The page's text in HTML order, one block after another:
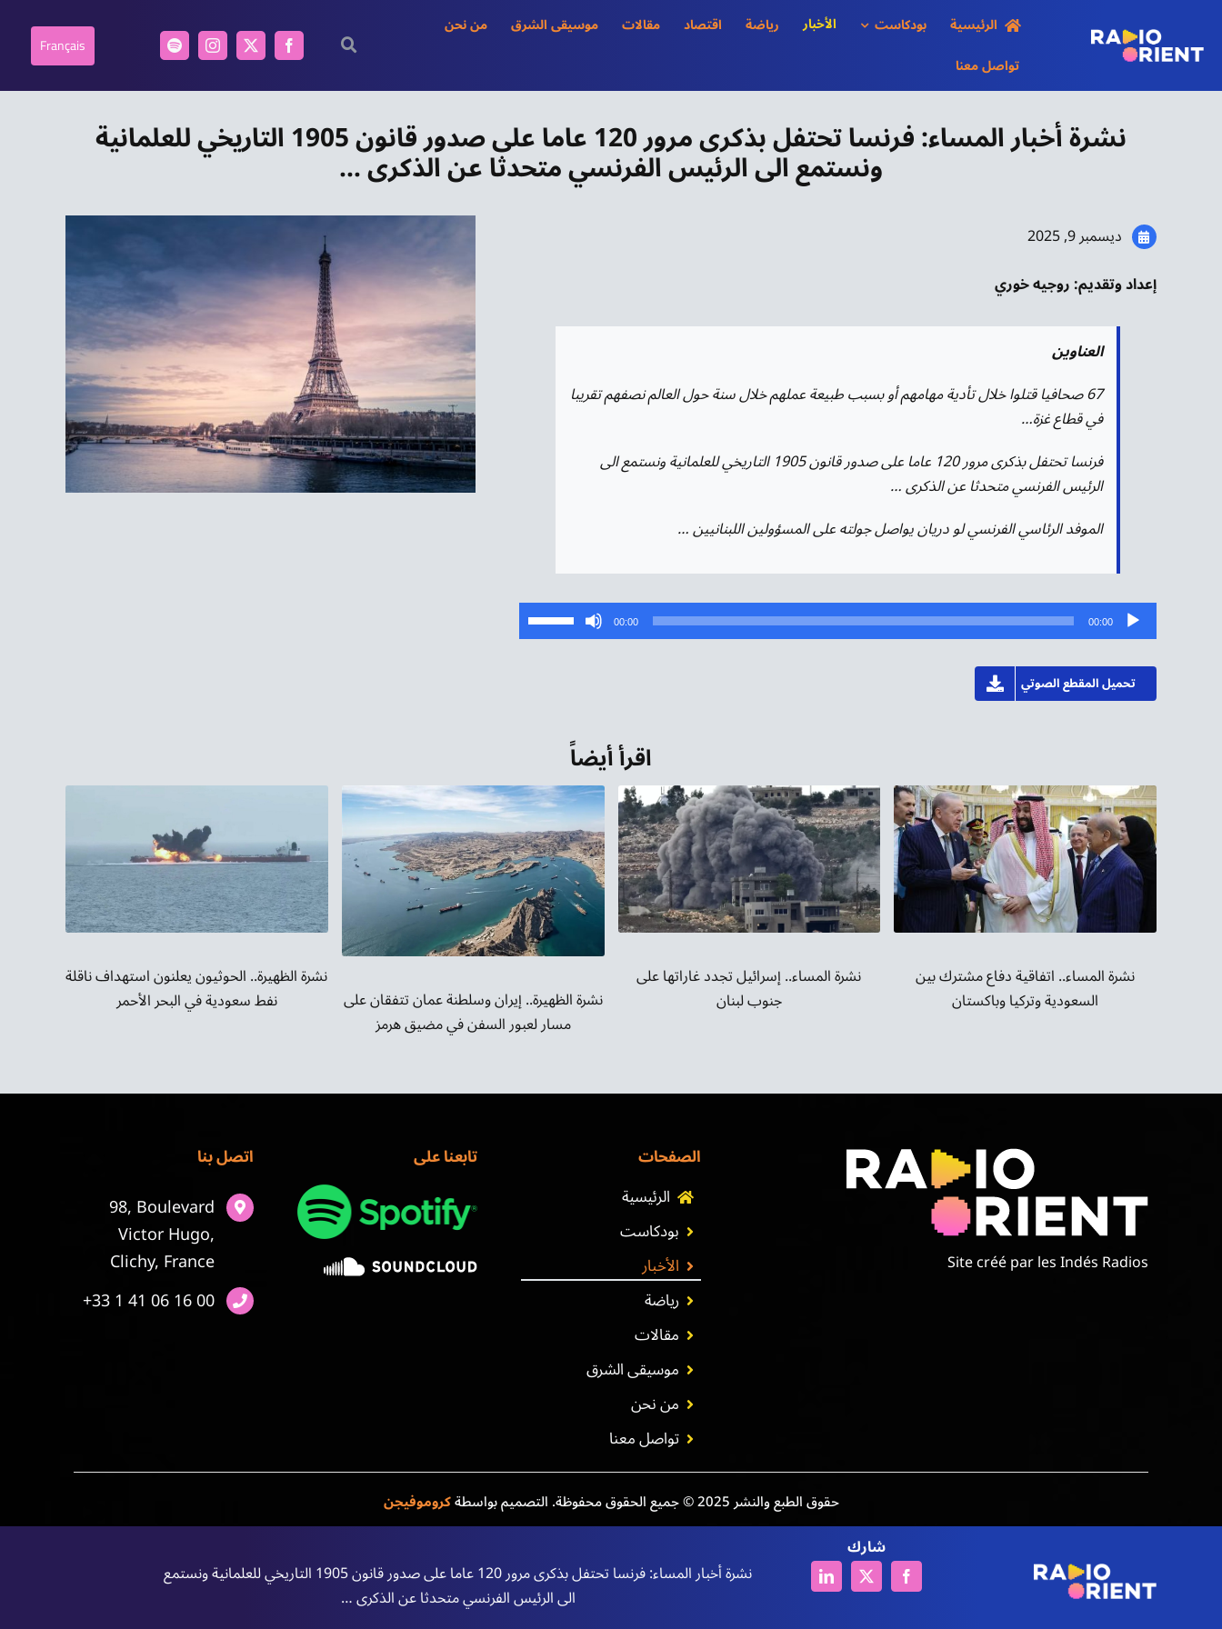
content
الرئيسية بودكاست الأخبار رياضة اقتصاد مقالات موسيقى الشرق
من نحن
تواصل معنا
Français
نشرة أخبار المساء: فرنسا تحتفل بذكرى مرور 120 عاما على صدور قانون 1905 التاريخي للعلمانية
ونستمع الى الرئيس الفرنسي متحدثا عن الذكرى …
ديسمبر 9, 2025
إعداد وتقديم: روجيه خوري
العناوين
67 صحافيا قتلوا خلال تأدية مهامهم أو بسبب طبيعة عملهم خلال سنة حول العالم نصفهم تقريبا
في قطاع غزة…
فرنسا تحتفل بذكرى مرور 120 عاما على صدور قانون 1905 التاريخي للعلمانية ونستمع الى
الرئيس الفرنسي متحدثا عن الذكرى …
الموفد الرئاسي الفرنسي لو دريان يواصل جولته على المسؤولين اللبنانيين …
مشغل
الصوت
00:00
00:00
استخدم
مفاتيح
خفض
مستوى
الصوت.
تحميل المقطع الصوتي
اقرأ أيضاً
نشرة المساء.. اتفاقية دفاع مشترك بين
السعودية وتركيا وباكستان
نشرة المساء.. إسرائيل تجدد غاراتها على
جنوب لبنان نشرة الظهيرة.. إيران وسلطنة عمان تتفقان على
مسار لعبور السفن في مضيق هرمز
نشرة الظهيرة.. الحوثيون يعلنون استهداف ناقلة
نفط سعودية في البحر الأحمر
Site créé par les Indés Radios
الصفحات
الرئيسية
بودكاست
الأخبار
رياضة
مقالات
موسيقى الشرق
من نحن
تواصل معنا
تابعنا على اتصل بنا
98, Boulevard
Victor Hugo,
Clichy, France
+33 1 41 06 16 00
حقوق الطبع والنشر 2025 © جميع الحقوق محفوظة. التصميم بواسطة كروموفيجن
شارك
نشرة أخبار المساء: فرنسا تحتفل بذكرى مرور 120 عاما على صدور قانون 1905 التاريخي للعلمانية ونستمع
الى الرئيس الفرنسي متحدثا عن الذكرى …